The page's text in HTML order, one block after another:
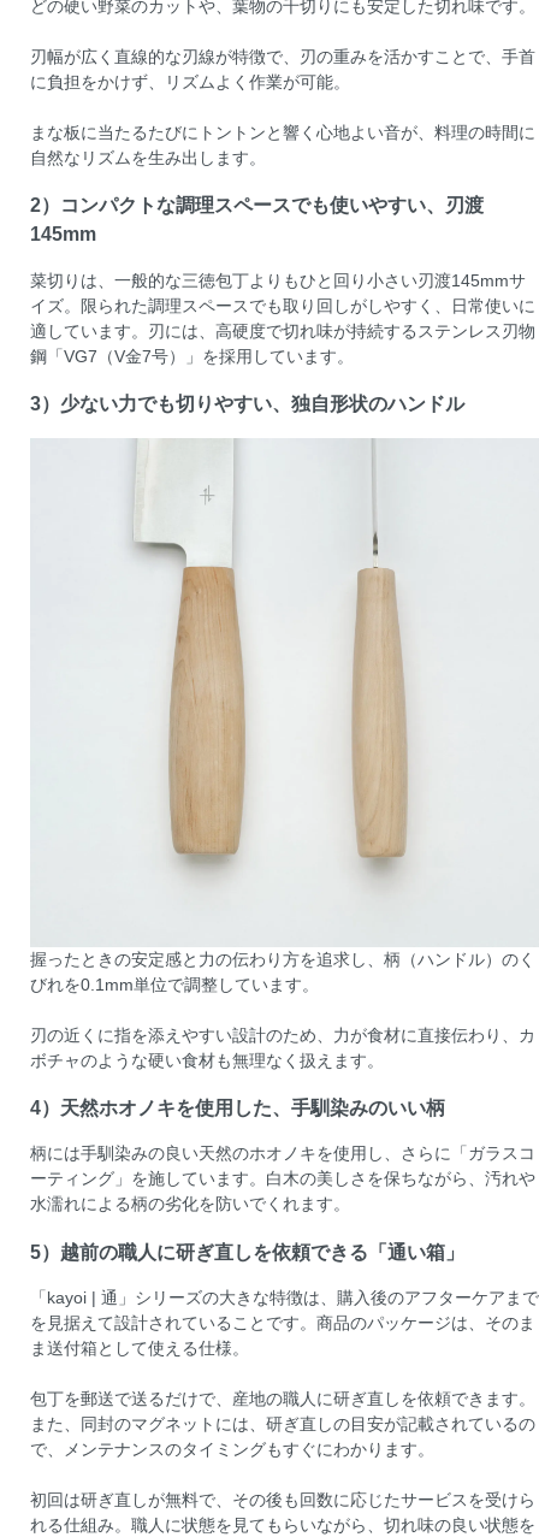
どの硬い野菜のカットや、葉物の千切りにも安定した切れ味です。
刃幅が広く直線的な刃線が特徴で、刃の重みを活かすことで、手首
に負担をかけず、リズムよく作業が可能。
まな板に当たるたびにトントンと響く心地よい音が、料理の時間に
自然なリズムを生み出します。
2）コンパクトな調理スペースでも使いやすい、刃渡
145mm
菜切りは、一般的な三徳包丁よりもひと回り小さい刃渡145mmサ
イズ。限られた調理スペースでも取り回しがしやすく、日常使いに
適しています。刃には、高硬度で切れ味が持続するステンレス刃物
鋼「VG7（V金7号）」を採用しています。
3）少ない力でも切りやすい、独自形状のハンドル
握ったときの安定感と力の伝わり方を追求し、柄（ハンドル）のく
びれを0.1mm単位で調整しています。
刃の近くに指を添えやすい設計のため、力が食材に直接伝わり、カ
ボチャのような硬い食材も無理なく扱えます。
4）天然ホオノキを使用した、手馴染みのいい柄
柄には手馴染みの良い天然のホオノキを使用し、さらに「ガラスコ
ーティング」を施しています。白木の美しさを保ちながら、汚れや
水濡れによる柄の劣化を防いでくれます。
5）越前の職人に研ぎ直しを依頼できる「通い箱」
「kayoi | 通」シリーズの大きな特徴は、購入後のアフターケアまで
を見据えて設計されていることです。商品のパッケージは、そのま
ま送付箱として使える仕様。
包丁を郵送で送るだけで、産地の職人に研ぎ直しを依頼できます。
また、同封のマグネットには、研ぎ直しの目安が記載されているの
で、メンテナンスのタイミングもすぐにわかります。
初回は研ぎ直しが無料で、その後も回数に応じたサービスを受けら
れる仕組み。職人に状態を見てもらいながら、切れ味の良い状態を